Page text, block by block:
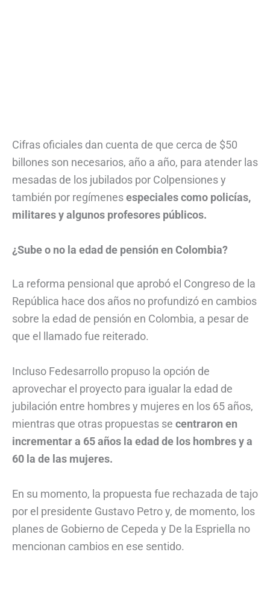
Cifras oficiales dan cuenta de que cerca de $50
billones son necesarios, año a año, para atender las
mesadas de los jubilados por Colpensiones y
también por regímenesespeciales como policías,
militares y algunos profesores públicos.
¿Sube o no la edad de pensión en Colombia?
La reforma pensional que aprobó el Congreso de la
República hace dos años no profundizó en cambios
sobre la edad de pensión en Colombia, a pesar de
que el llamado fue reiterado.
Incluso Fedesarrollo propuso la opción de
aprovechar el proyecto para igualar la edad de
jubilación entre hombres y mujeres en los 65 años,
mientras que otras propuestas se centraron en
incrementar a 65 años la edad de los hombres y a
60 la de las mujeres.
En su momento, la propuesta fue rechazada de tajo
por el presidente Gustavo Petro y, de momento, los
planes de Gobierno de Cepeda y De la Espriella no
mencionan cambios en ese sentido.